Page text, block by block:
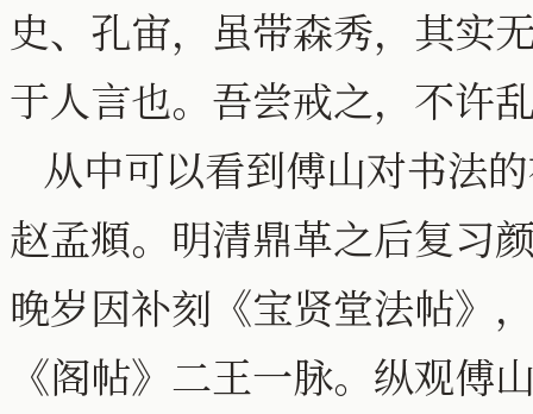
史、孔宙，虽带森秀，其实
于人言也。吾尝戒之，不许
从中可以看到傅山对书法
赵孟頫。明清鼎革之后复习
晚岁因补刻《宝贤堂法帖》
《阁帖》二王一脉。纵观傅